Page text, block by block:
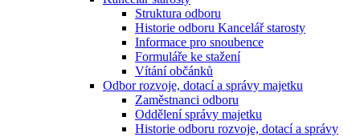
Struktura odboru
Historie odboru Kancelář starosty
Informace pro snoubence
Formuláře ke stažení
Vítání občánků
Odbor rozvoje, dotací a správy majetku
Zaměstnanci odboru
Oddělení správy majetku
Historie odboru rozvoje, dotací a správy